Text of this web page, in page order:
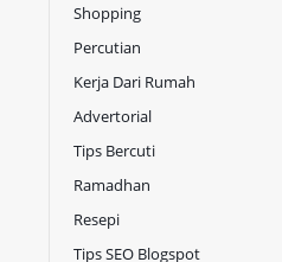
Shopping
Percutian
Kerja Dari Rumah
Advertorial
Tips Bercuti
Ramadhan
Resepi
Tips SEO Blogspot